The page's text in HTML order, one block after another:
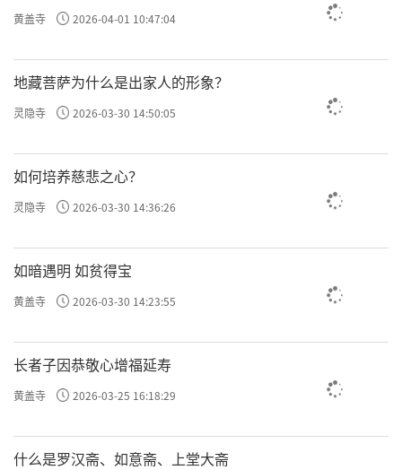
黄盖寺 2026-04-01 10:47:04
地藏菩萨为什么是出家人的形象？
灵隐寺 2026-03-30 14:50:05
如何培养慈悲之心？
灵隐寺 2026-03-30 14:36:26
如暗遇明 如贫得宝
黄盖寺 2026-03-30 14:23:55
长者子因恭敬心增福延寿
黄盖寺 2026-03-25 16:18:29
什么是罗汉斋、如意斋、上堂大斋